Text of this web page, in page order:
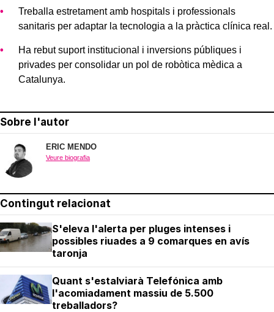
Treballa estretament amb hospitals i professionals
sanitaris per adaptar la tecnologia a la pràctica clínica real.
Ha rebut suport institucional i inversions públiques i
privades per consolidar un pol de robòtica mèdica a
Catalunya.
Sobre l'autor
ERIC MENDO
Veure biografia
Contingut relacionat
S'eleva l'alerta per pluges intenses i
possibles riuades a 9 comarques en avís
taronja
Quant s'estalviarà Telefónica amb
l'acomiadament massiu de 5.500
treballadors?